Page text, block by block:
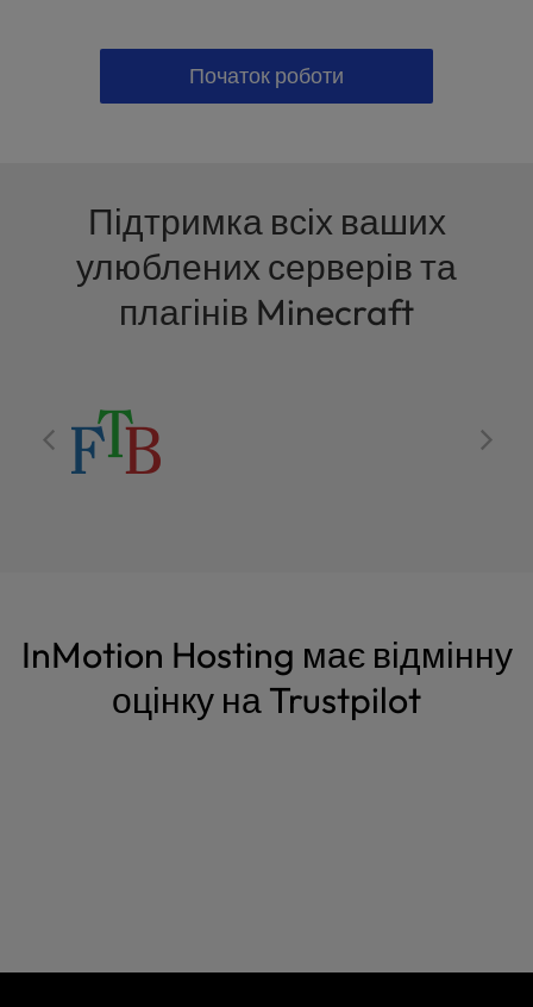
Початок роботи
Підтримка всіх ваших
улюблених серверів та
плагінів Minecraft
InMotion Hosting має відмінну
оцінку на Trustpilot